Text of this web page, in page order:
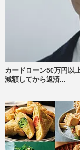
週刊
カードローン50万円以
減額してから返済...